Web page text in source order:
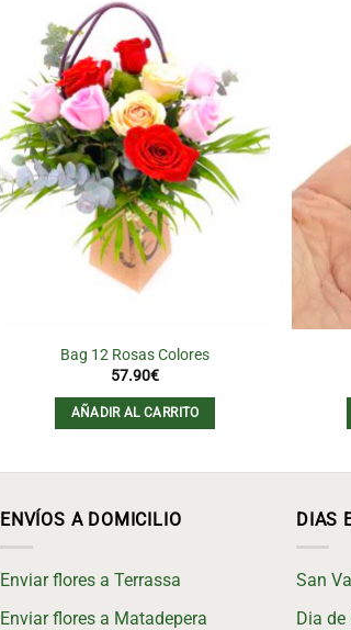
Bag 12 Rosas Colores
57.90€
AÑADIR AL CARRITO
ENVÍOS A DOMICILIO
Enviar flores a Terrassa
Enviar flores a Matadepera
DIAS
San
Dia